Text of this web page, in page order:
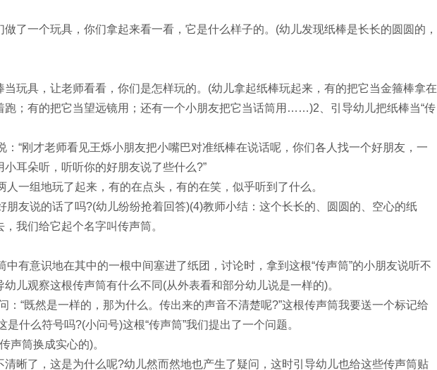
了一个玩具，你们拿起来看一看，它是什么样子的。(幼儿发现纸棒是长长的圆圆的，
玩具，让老师看看，你们是怎样玩的。(幼儿拿起纸棒玩起来，有的把它当金箍棒拿在
跑；有的把它当望远镜用；还有一个小朋友把它当话筒用……)2、引导幼儿把纸棒当“传
：“刚才老师看见王烁小朋友把小嘴巴对准纸棒在说话呢，你们各人找一个好朋友，一
耳朵听，听听你的好朋友说了些什么?”
人一组地玩了起来，有的在点头，有的在笑，似乎听到了什么。
朋友说的话了吗?(幼儿纷纷抢着回答)(4)教师小结：这个长长的、圆圆的、空心的纸
我们给它起个名字叫传声筒。
中有意识地在其中的一根中间塞进了纸团，讨论时，拿到这根“传声筒”的小朋友说听不
儿观察这根传声筒有什么不同(从外表看和部分幼儿说是一样的)。
：“既然是一样的，那为什么。传出来的声音不清楚呢?”这根传声筒我要送一个标记给
是什么符号吗?(小问号)这根“传声筒”我们提出了一个问题。
声筒换成实心的)。
晰了，这是为什么呢?幼儿然而然地也产生了疑问，这时引导幼儿也给这些传声筒贴